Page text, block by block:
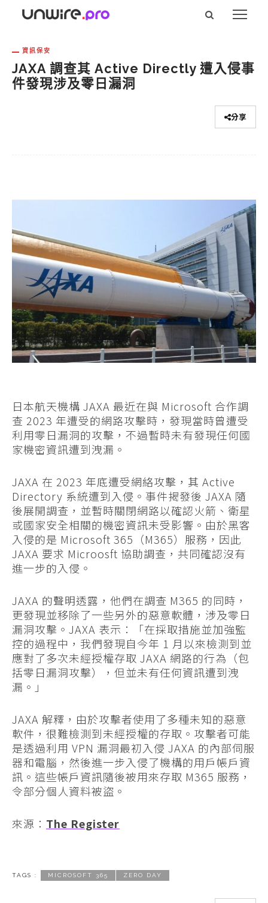
資訊保安
JAXA 調查其 Active Directly 遭入侵事
件發現涉及零日漏洞
分享
日本航天機構 JAXA 最近在與 Microsoft 合作調
查 2023 年遭受的網路攻擊時，發現當時曾遭受
利用零日漏洞的攻擊，不過暫時未有發現任何國
家機密資訊遭到洩漏。
JAXA 在 2023 年底遭受網絡攻擊，其 Active
Directory 系統遭到入侵。事件揭發後 JAXA 隨
後展開調查，並暫時關閉網路以確認火箭、衛星
或國家安全相關的機密資訊未受影響。由於黑客
入侵的是 Microsoft 365（M365）服務，因此
JAXA 要求 Microosft 協助調查，共同確認沒有
進一步的入侵。
JAXA 的聲明透露，他們在調查 M365 的同時，
更發現並移除了一些另外的惡意軟體，涉及零日
漏洞攻擊。JAXA 表示：「在採取措施並加強監
控的過程中，我們發現自今年 1 月以來檢測到並
應對了多次未經授權存取 JAXA 網路的行為（包
括零日漏洞攻擊），但並未有任何資訊遭到洩
漏。」
JAXA 解釋，由於攻擊者使用了多種未知的惡意
軟件，很難檢測到未經授權的存取。攻擊者可能
是透過利用 VPN 漏洞最初入侵 JAXA 的內部伺服
器和電腦，然後進一步入侵了機構的用戶帳戶資
訊。這些帳戶資訊隨後被用來存取 M365 服務，
令部分個人資料被盜。
來源： The Register
TAGS : MICROSOFT 365 ZERO DAY